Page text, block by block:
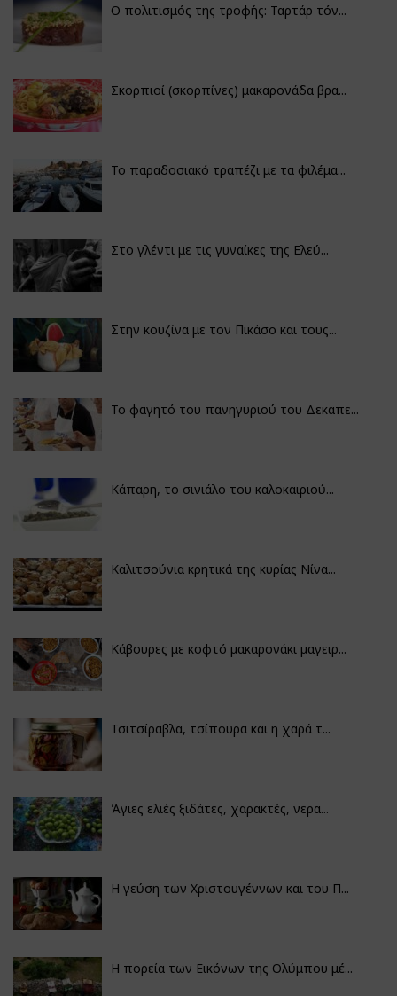
Ο πολιτισμός της τροφής: Ταρτάρ τόν...
Σκορπιοί (σκορπίνες) μακαρονάδα βρα...
Το παραδοσιακό τραπέζι με τα φιλέμα...
Στο γλέντι με τις γυναίκες της Ελεύ...
Στην κουζίνα με τον Πικάσο και τους...
Το φαγητό του πανηγυριού του Δεκαπε...
Κάπαρη, το σινιάλο του καλοκαιριού...
Καλιτσούνια κρητικά της κυρίας Νίνα...
Κάβουρες με κοφτό μακαρονάκι μαγειρ...
Τσιτσίραβλα, τσίπουρα και η χαρά τ...
Άγιες ελιές ξιδάτες, χαρακτές, νερα...
Η γεύση των Χριστουγέννων και του Π...
Η πορεία των Εικόνων της Ολύμπου μέ...